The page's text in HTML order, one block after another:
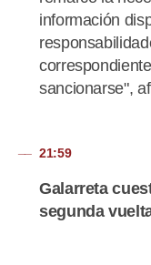
información
sancionarse",
21:59
Galarreta
segunda